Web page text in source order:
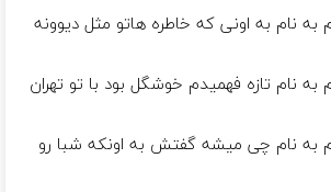
به نام به اونی که خاطره هاتو مثل دیوونه
به نام تازه فهمیدم خوشگل بود با تو تهران
به نام چی میشه گفتش به اونکه شبا رو